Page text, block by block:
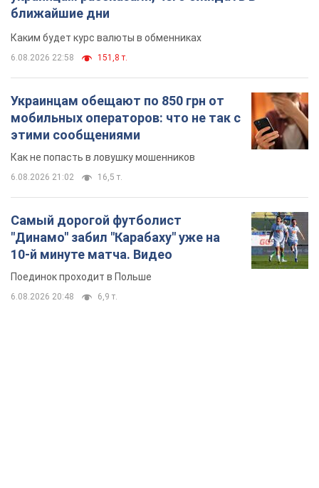
ближайшие дни
Каким будет курс валюты в обменниках
6.08.2026 22:58 151,8 т.
Украинцам обещают по 850 грн от
мобильных операторов: что не так с
этими сообщениями
Как не попасть в ловушку мошенников
6.08.2026 21:02 16,5 т.
Самый дорогой футболист
"Динамо" забил "Карабаху" уже на
10-й минуте матча. Видео
Поединок проходит в Польше
6.08.2026 20:48 6,9 т.